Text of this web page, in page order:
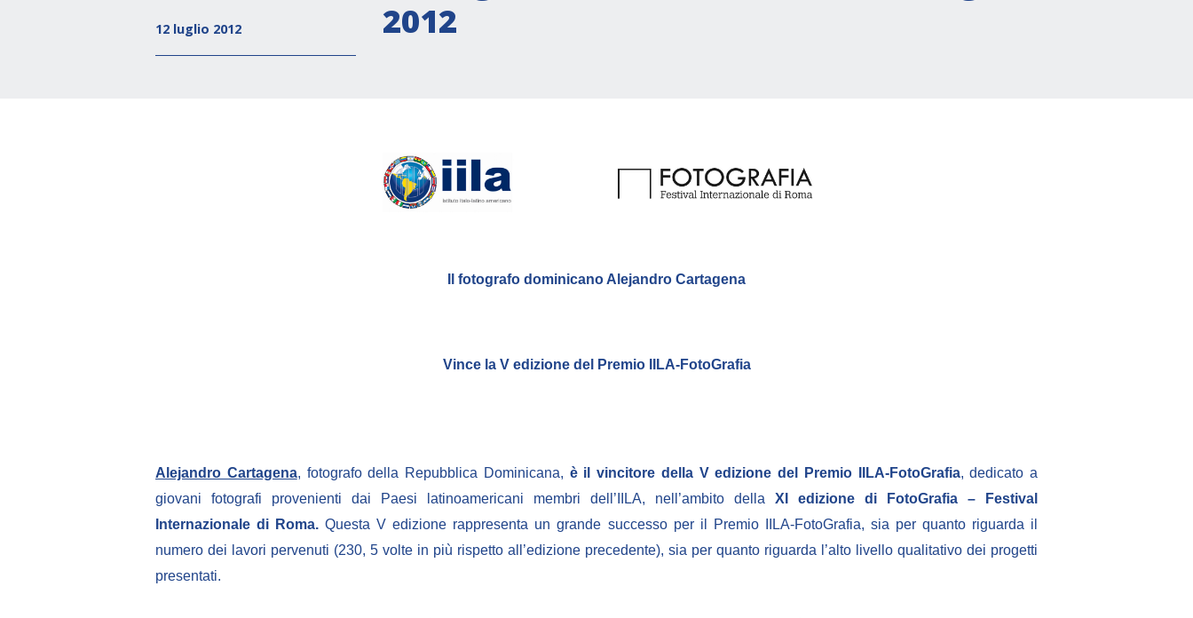
12 luglio 2012
2012
Il fotografo dominicano Alejandro Cartagena
Vince la V edizione del Premio IILA-FotoGrafia
Alejandro Cartagena, fotografo della Repubblica Dominicana, è il vincitore della V edizione del Premio IILA-FotoGrafia, dedicato a
giovani fotografi provenienti dai Paesi latinoamericani membri dell’IILA, nell’ambito della XI edizione di FotoGrafia – Festival
Internazionale di Roma. Questa V edizione rappresenta un grande successo per il Premio IILA-FotoGrafia, sia per quanto riguarda il
numero dei lavori pervenuti (230, 5 volte in più rispetto all’edizione precedente), sia per quanto riguarda l’alto livello qualitativo dei progetti
presentati.